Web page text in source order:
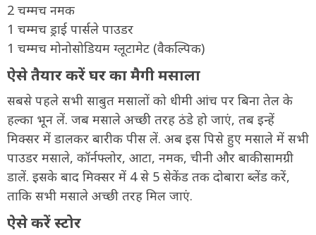
2 चम्मच नमक
1 चम्मच ड्राई पार्सले पाउडर
1 चम्मच मोनोसोडियम ग्लूटामेट (वैकल्पिक)
ऐसे तैयार करें घर का मैगी मसाला
सबसे पहले सभी साबुत मसालों को धीमी आंच पर बिना तेल के
हल्का भून लें. जब मसाले अच्छी तरह ठंडे हो जाएं, तब इन्हें
मिक्सर में डालकर बारीक पीस लें. अब इस पिसे हुए मसाले में सभी
पाउडर मसाले, कॉर्नफ्लोर, आटा, नमक, चीनी और बाकी सामग्री
डालें. इसके बाद मिक्सर में 4 से 5 सेकेंड तक दोबारा ब्लेंड करें,
ताकि सभी मसाले अच्छी तरह मिल जाएं.
ऐसे करें स्टोर